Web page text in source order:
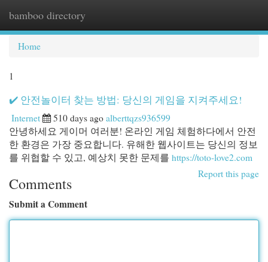
bamboo directory
Home
1
✔️ 안전놀이터 찾는 방법: 당신의 게임을 지켜주세요!
Internet 510 days ago alberttqzs936599
안녕하세요 게이머 여러분! 온라인 게임 체험하다에서 안전
한 환경은 가장 중요합니다. 유해한 웹사이트는 당신의 정보
를 위협할 수 있고, 예상치 못한 문제를 https://toto-love2.com
Report this page
Comments
Submit a Comment